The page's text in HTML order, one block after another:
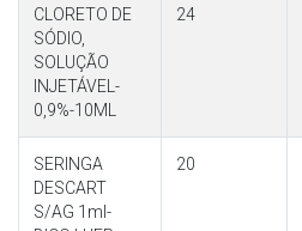
CLORETO DE
SÓDIO,
SOLUÇÃO
INJETÁVEL-
0,9%-10ML
24
SERINGA
DESCART
S/AG 1ml-
20